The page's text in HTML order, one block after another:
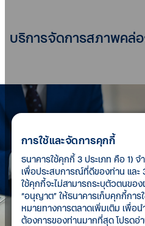
บริการจัดการสภาพคล่อ
การใช้และจัดการคุกกี้
ธนาคารใช้คุกกี้ 3 ประเภท คือ 1) จ
เพื่อประสบการณ์ที่ดีของท่าน และ
ใช้คุกกี้จะไม่สามารถระบุตัวตนขอ
“อนุญาต” ให้ธนาคารเก็บคุกกี้การ
หมายทางการตลาดเพิ่มเติม เพื่อ
ต้องการของท่านมากที่สุด โปรดอ่